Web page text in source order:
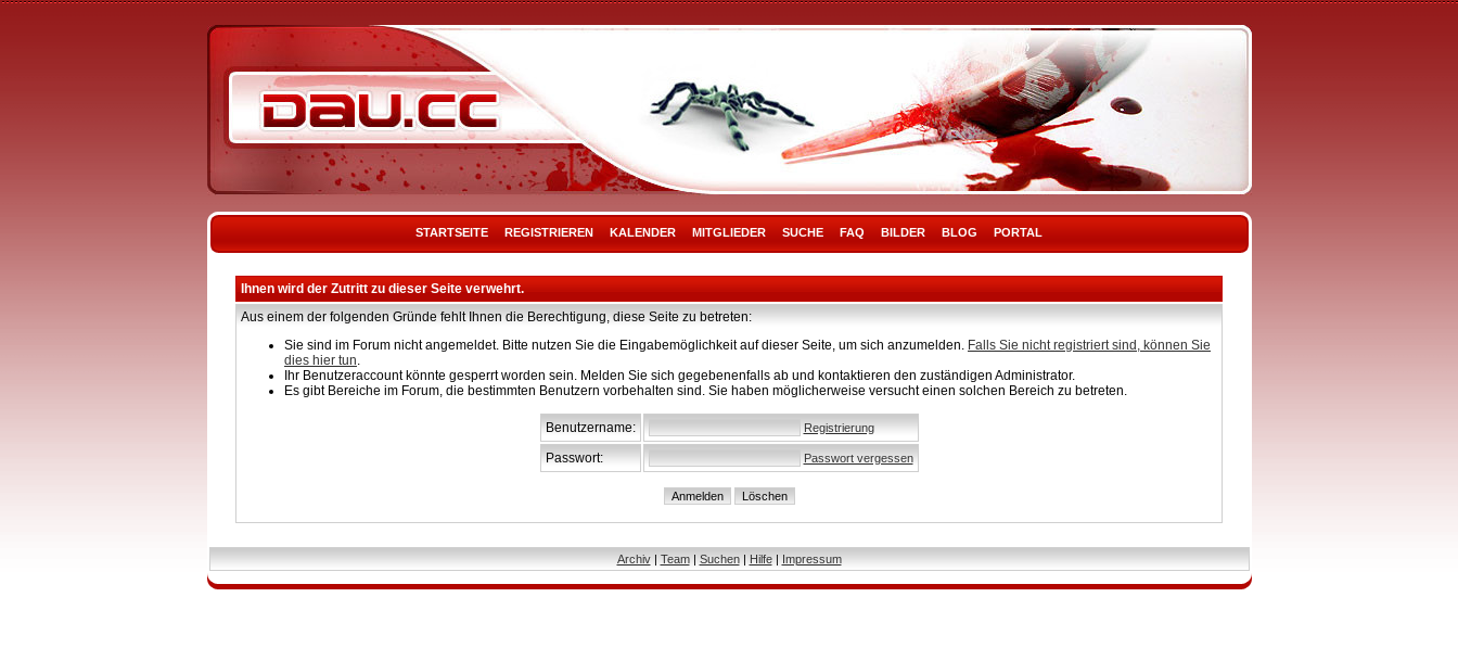
STARTSEITE REGISTRIEREN KALENDER MITGLIEDER SUCHE FAQ BILDER BLOG PORTAL
Ihnen wird der Zutritt zu dieser Seite verwehrt.
Aus einem der folgenden Gründe fehlt Ihnen die Berechtigung, diese Seite zu betreten:
Sie sind im Forum nicht angemeldet. Bitte nutzen Sie die Eingabemöglichkeit auf dieser Seite, um sich anzumelden. Falls Sie nicht registriert sind, können Sie
dies hier tun.
Ihr Benutzeraccount könnte gesperrt worden sein. Melden Sie sich gegebenenfalls ab und kontaktieren den zuständigen Administrator.
Es gibt Bereiche im Forum, die bestimmten Benutzern vorbehalten sind. Sie haben möglicherweise versucht einen solchen Bereich zu betreten.
Benutzername: Registrierung
Passwort: Passwort vergessen
Archiv| Team| Suchen| Hilfe| Impressum